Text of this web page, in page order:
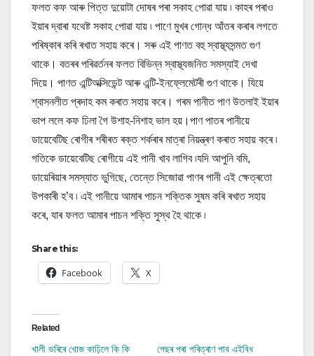
ফলত কফ আৰু পিত্ত দুয়োটা দোষৰ পৰা সকাহ পোৱা যায় ৷ কাহৰ পৰাও
ইয়াৰ দ্বাৰা যথেষ্ট সকাহ পোৱা যায় ৷ পাণে মুখৰ গোন্ধ আঁতৰ কৰাৰ লগতে
পৰিষ্কাৰ কৰি ৰখাত সহায় কৰে। সৰু এই পাণত বহু স্বাস্থ্যসন্মত গুণ
থাকে। বতৰৰ পৰিৱৰ্তনৰ ফলত বিভিন্ন স্বাস্থ্যজনিত সমস্যাই দেখা
দিয়ে। পাণত এন্টিঅক্সিডেন্ট আৰু এন্টি-ইনফ্লেমেটৰী গুণ থাকে। যিয়ে
শ্বাসনলীত প্ৰদাহ কম কৰাত সহায় কৰে। গৰম পানীত পাণ উতলাই ইয়াৰ
ভাপ ললে কফ ঢিলা গৈ উশাহ-নিশাহ ভাল হয়।পাণ পাতৰ পানীয়ে
ডায়েবেটিছ ৰোগীৰ শৰীৰত ৰক্ত শৰ্কৰাৰ মাত্ৰা নিয়ন্ত্ৰণ কৰাত সহায় কৰে ৷
গতিকে ডায়েবেটিছ ৰোগীয়ে এই পানী খাব লাগিব ৷যদি আপুনি বমি,
ডায়েৰিয়াৰ সমস্যাত ভুগিছে, তেন্তে সিজোৱা পাণৰ পানী এই ক্ষেত্ৰতো
উপকাৰী হ’ব ৷ এই পানীয়ে আমাৰ পাচন শক্তিক সুষম কৰি ৰখাত সহায়
কৰে, যাৰ ফলত আমাৰ পাচন শক্তি সুস্থ হৈ থাকে ৷
Share this:
Facebook X
Related
খালী ভৰিৰে খোজ কাঢ়িলে কি কি
গেছৰ পৰা পৰিত্ৰাণ পাব এইবিধ